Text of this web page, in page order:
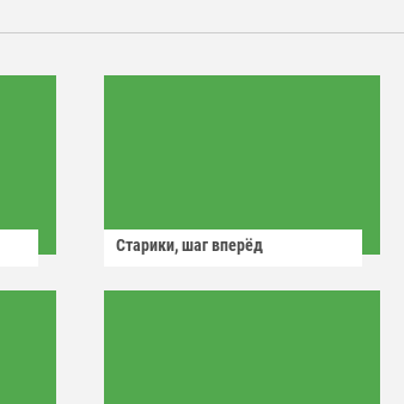
Старики, шаг вперёд